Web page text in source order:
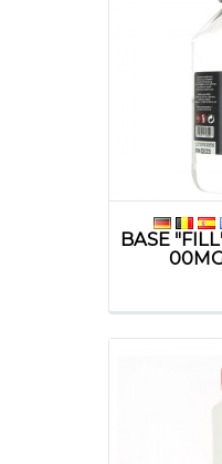
BASE